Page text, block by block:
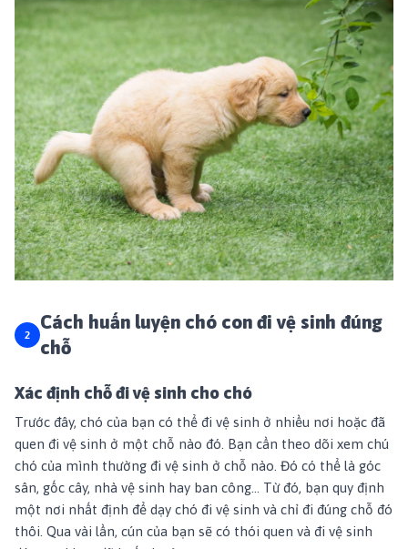
Cách huấn luyện chó con đi vệ sinh đúng
chỗ
Xác định chỗ đi vệ sinh cho chó
Trước đây, chó của bạn có thể đi vệ sinh ở nhiều nơi hoặc đã
quen đi vệ sinh ở một chỗ nào đó. Bạn cần theo dõi xem chú
chó của mình thường đi vệ sinh ở chỗ nào. Đó có thể là góc
sân, gốc cây, nhà vệ sinh hay ban công… Từ đó, bạn quy định
một nơi nhất định để dạy chó đi vệ sinh và chỉ đi đúng chỗ đó
thôi. Qua vài lần, cún của bạn sẽ có thói quen và đi vệ sinh